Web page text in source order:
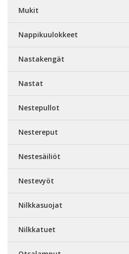
Mukit
Nappikuulokkeet
Nastakengät
Nastat
Nestepullot
Nestereput
Nestesäiliöt
Nestevyöt
Nilkkasuojat
Nilkkatuet